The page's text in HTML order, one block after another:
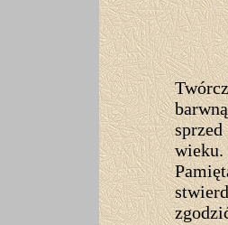
wieku.